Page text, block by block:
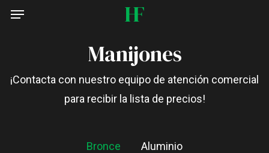
SkipMenu
Manijones
¡Contacta con nuestro equipo de atención comercial
para recibir la lista de precios!
Bronce Aluminio